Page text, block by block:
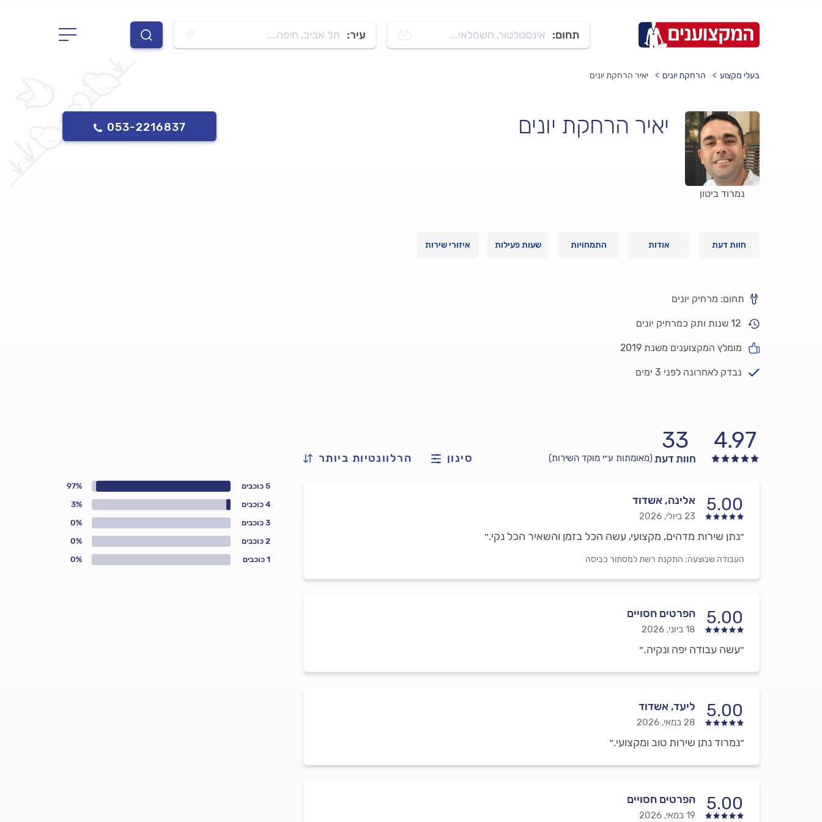
תחום: אינסטלטור, חשמלאי... עיר: תל אביב, חיפה...
בעלי מקצוע הרחקת יונים יאיר הרחקת יונים
נמרוד ביטון
יאיר הרחקת יונים 053-2216837
חוות דעת אודות התמחויות שעות פעילות איזורי שירות
תחום: מרחיק יונים
12 שנות ותק כמרחיק יונים
מומלץ המקצוענים משנת 2019
נבדק לאחרונה לפני 3 ימים
4.97
33
חוות דעת(מאומתות ע״י מוקד השירות) סינון הרלוונטיות ביותר
1 כוכבים 0%
2 כוכבים 0%
3 כוכבים 0%
4 כוכבים 3%
5 כוכבים 97%
5.00 אלינה, אשדוד
23 ביולי, 2026
״נתן שירות מדהים, מקצועי, עשה הכל בזמן והשאיר הכל נקי.״
העבודה שבוצעה: התקנת רשת למסתור כביסה
5.00 הפרטים חסויים
18 ביוני, 2026
״עשה עבודה יפה ונקיה.״
5.00 ליעד, אשדוד
28 במאי, 2026
״נמרוד נתן שירות טוב ומקצועי.״
5.00 הפרטים חסויים
19 במאי, 2026